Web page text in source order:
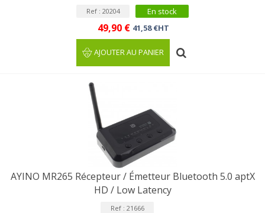
Ref : 20204 En stock
49,90 € 41,58 €HT
AJOUTER AU PANIER
AYINO MR265 Récepteur / Émetteur Bluetooth 5.0 aptX
HD / Low Latency
Ref : 21666